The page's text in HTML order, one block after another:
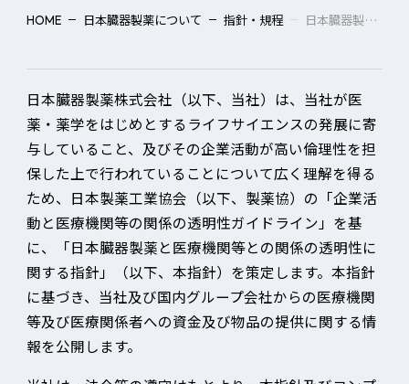
HOME 日本臓器製薬について 指針・規程 日本臓器製薬と医療機関等との関係の透明性に関する指針
日本臓器製薬株式会社（以下、当社）は、当社が医
薬・薬学をはじめとするライフサイエンスの発展に寄
与していること、及びその企業活動が高い倫理性を担
保した上で行われていることについて広く理解を得る
ため、日本製薬工業協会（以下、製薬協）の「企業活
動と医療機関等の関係の透明性ガイドライン」を基
に、「日本臓器製薬と医療機関等との関係の透明性に
関する指針」（以下、本指針）を策定します。本指針
に基づき、当社及び国内グループ会社からの医療機関
等及び医療関係者への資金及び物品の提供に関する情
報を公開します。